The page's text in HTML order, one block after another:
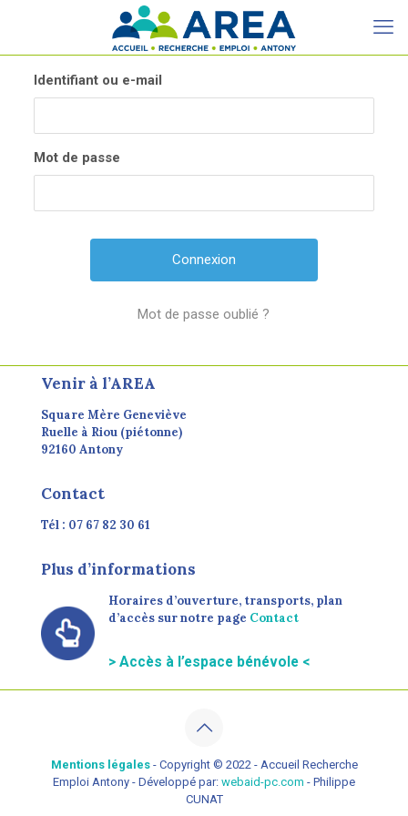
Identifiant ou e-mail
Mot de passe
Mot de passe oublié ?
Venir à l’AREA
Square Mère Geneviève
Ruelle à Riou (piétonne)
92160 Antony
Contact
Tél : 07 67 82 30 61
Plus d’informations
Horaires d’ouverture, transports, plan
d’accès sur notre page Contact
> Accès à l’espace bénévole <
Mentions légales - Copyright © 2022 - Accueil Recherche
Emploi Antony - Développé par: webaid-pc.com - Philippe
CUNAT